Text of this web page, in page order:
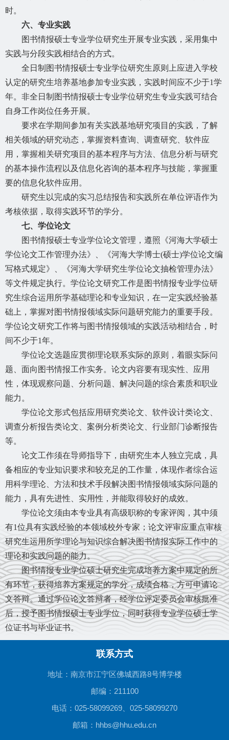
时。
六、专业实践
图书情报硕士专业学位研究生开展专业实践，采用集中
实践与分段实践相结合的方式。
全日制图书情报硕士专业学位研究生原则上应进入学校
认定的研究生培养基地参加专业实践，实践时间应不少于1学
年。非全日制图书情报硕士专业学位研究生专业实践可结合
自身工作岗位任务开展。
要求在学期间参加有关实践基地研究项目的实践，了解
相关领域的研究动态，掌握资料查询、调查研究、软件应
用，掌握相关研究项目的基本程序与方法、信息分析与研究
的基本操作流程以及信息化咨询的基本程序与技能，掌握重
要的信息化软件应用。
研究生以完成的实习总结报告和实践所在单位评语作为
考核依据，取得实践环节的学分。
七、学位论文
图书情报硕士专业学位论文管理，遵照《河海大学硕士
学位论文工作管理办法》、《河海大学博士(硕士)学位论文编
写格式规定》、《河海大学研究生学位论文抽检管理办法》
等文件规定执行。学位论文研究工作是图书情报专业学位研
究生综合运用所学基础理论和专业知识，在一定实践经验基
础上，掌握对图书情报领域实际问题研究能力的重要手段。
学位论文研究工作将与图书情报领域的实践活动相结合，时
间不少于1年。
学位论文选题应贯彻理论联系实际的原则，着眼实际问
题、面向图书情报工作实务。论文内容要有现实性、应用
性，体现观察问题、分析问题、解决问题的综合素质和职业
能力。
学位论文形式包括应用研究类论文、软件设计类论文、
调查分析报告类论文、案例分析类论文、行业部门诊断报告
等。
论文工作须在导师指导下，由研究生本人独立完成，具
备相应的专业知识要求和较充足的工作量，体现作者综合运
用科学理论、方法和技术手段解决图书情报领域实际问题的
能力，具有先进性、实用性，并能取得较好的成效。
学位论文须由本专业具有高级职称的专家评阅，其中须
有1位具有实践经验的本领域校外专家；论文评审应重点审核
研究生运用所学理论与知识综合解决图书情报实际工作中的
理论和实践问题的能力。
图书情报专业学位硕士研究生完成培养方案中规定的所
有环节，获得培养方案规定的学分，成绩合格，方可申请论
文答辩。通过学位论文答辩者，经学位评定委员会审核批准
后，授予图书情报硕士专业学位，同时获得专业学位硕士学
位证书与毕业证书。
联系方式
地址：南京市江宁区佛城西路8号博学楼
邮编：211100
电话：025-58099269、025-58099270
邮箱：hhbs@hhu.edu.cn